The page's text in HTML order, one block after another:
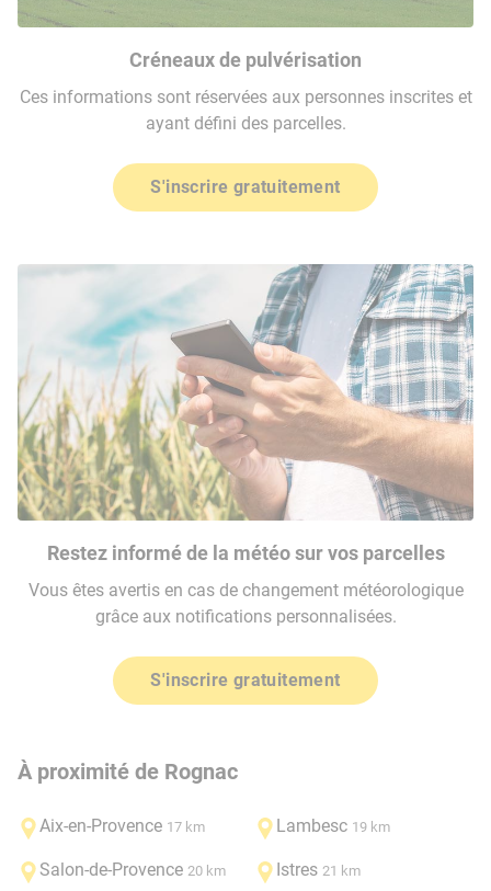
Créneaux de pulvérisation
Ces informations sont réservées aux personnes inscrites et
ayant défini des parcelles.
S'inscrire gratuitement
Restez informé de la météo sur vos parcelles
Vous êtes avertis en cas de changement météorologique
grâce aux notifications personnalisées.
S'inscrire gratuitement
À proximité de Rognac
Aix-en-Provence 17 km Lambesc 19 km
Salon-de-Provence 20 km Istres 21 km